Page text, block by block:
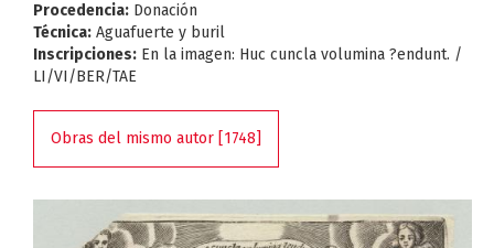
Procedencia: Donación
Técnica: Aguafuerte y buril
Inscripciones: En la imagen: Huc cuncla volumina ?endunt. /
LI/VI/BER/TAE
Obras del mismo autor [1748]